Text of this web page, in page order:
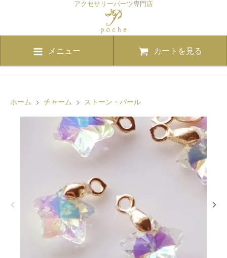
アクセサリーパーツ専門店
メニュー カートを見る
ホーム > チャーム > ストーン・パール